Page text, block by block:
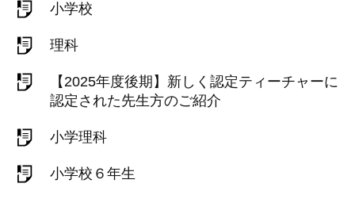
小学校
理科
【2025年度後期】新しく認定ティーチャーに
認定された先生方のご紹介
小学理科
小学校６年生